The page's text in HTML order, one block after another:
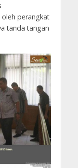
perangkat
tanda tangan